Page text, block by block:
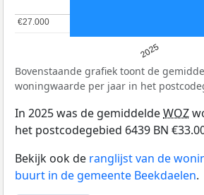
2025
€27.000
€27.000
Bovenstaande grafiek toont de
woningwaarde per jaar in het
In 2025 was de gemiddeldeWOZ
het postcodegebied 6439 BN
Bekijk ook de ranglijst van de
buurt in de gemeente Beekdaelen.